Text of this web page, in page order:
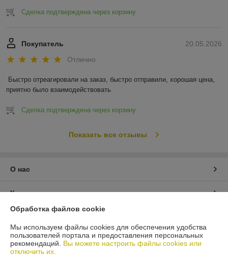
Сделка подтверждена через корзину
20.05.2026
Покупатель
Отлично
Быстро отреагировали на заказ, быстро отправили, хорошая цена,
приятно было взаимодействовать
Сделка подтверждена через корзину
Показать все отзывы
О нас
Контакты
График работы
Обработка файлов cookie
Мы используем файлы cookies для обеспечения удобства
пользователей портала и предоставления персональных
рекомендаций. Вы можете настроить файлы cookies или
отключить их.